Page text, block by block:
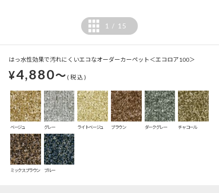
1 / 15
はっ水性効果で汚れにくいエコなオーダーカーペット＜エコロア100＞
¥4,880～(税込)
ベージュ グレー ライトベージュ ブラウン ダークグレー チャコール
ミックスブラウン ブルー